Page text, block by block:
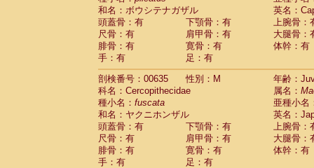
和名：ボウシテナガザル
英名：
頭蓋骨：有
下顎骨：有
上腕骨：
尺骨：有
肩甲骨：有
大腿骨：
腓骨：有
寛骨：有
体幹：有
手：有
足：有
剖検番号：00635
性別：M
年齢：
科名：Cercopithecidae
属名：
種小名： fuscata
亜種小名
和名：ヤクニホンザル
英名：
頭蓋骨：有
下顎骨：有
上腕骨：
尺骨：有
肩甲骨：有
大腿骨：
腓骨：有
寛骨：有
体幹：有
手：有
足：有